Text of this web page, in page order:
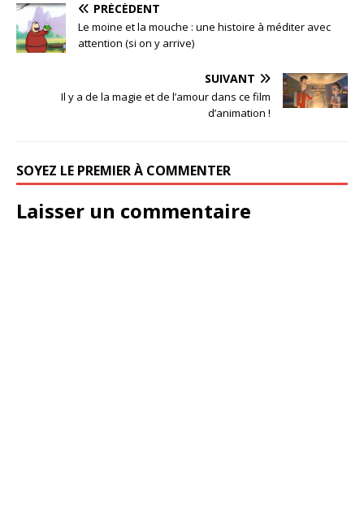
PRÉCÉDENT
Le moine et la mouche : une histoire à méditer avec
attention (si on y arrive)
SUIVANT
Il y a de la magie et de l’amour dans ce film
d’animation !
SOYEZ LE PREMIER À COMMENTER
Laisser un commentaire